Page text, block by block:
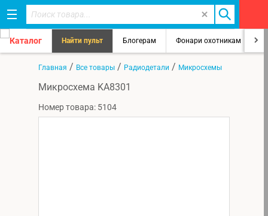
Каталог Найти пульт Блогерам Фонари охотникам
Главная / Все товары / Радиодетали / Микросхемы
Микросхема KA8301
Номер товара: 5104